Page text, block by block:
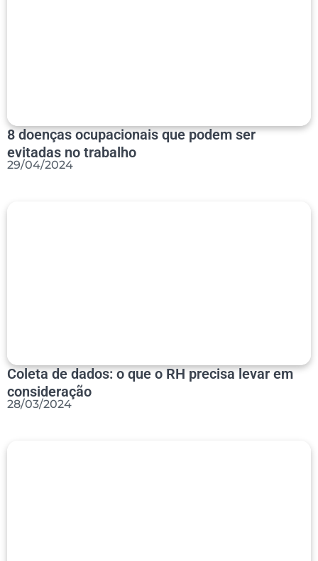
8 doenças ocupacionais que podem ser
evitadas no trabalho
29/04/2024
Coleta de dados: o que o RH precisa levar em
consideração
28/03/2024